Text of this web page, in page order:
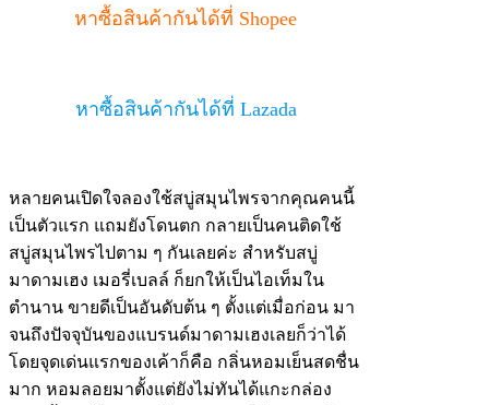
หาซื้อสินค้ากันได้ที่ Shopee
หาซื้อสินค้ากันได้ที่ Lazada
หลายคนเปิดใจลองใช้สบู่สมุนไพรจากคุณคนนี้
เป็นตัวแรก แถมยังโดนตก กลายเป็นคนติดใช้
สบู่สมุนไพรไปตาม ๆ กันเลยค่ะ สำหรับสบู่
มาดามเฮง เมอรี่เบลล์ ก็ยกให้เป็นไอเท็มใน
ตำนาน ขายดีเป็นอันดับต้น ๆ ตั้งแต่เมื่อก่อน มา
จนถึงปัจจุบันของแบรนด์มาดามเฮงเลยก็ว่าได้
โดยจุดเด่นแรกของเค้าก็คือ กลิ่นหอมเย็นสดชื่น
มาก หอมลอยมาตั้งแต่ยังไม่ทันได้แกะกล่อง